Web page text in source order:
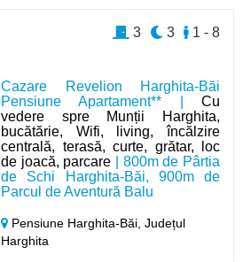
Cazare Revelion Harghita-Băi
Pensiune Apartament** | Cu
vedere spre Munții Harghita,
bucătărie, Wifi, living, încălzire
centrală, terasă, curte, grătar, loc
de joacă, parcare | 800m de Pârtia
de Schi Harghita-Băi, 900m de
Parcul de Aventură Balu
Pensiune Harghita-Băi,Județul
Harghita
1 - 8
3
3